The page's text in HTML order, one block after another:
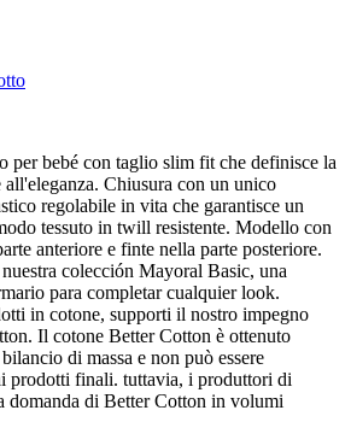
per bebé con taglio slim fit che definisce la
all'eleganza. Chiusura con un unico
regolabile in vita che garantisce un
tessuto in twill resistente. Modello con
anteriore e finte nella parte posteriore.
colección Mayoral Basic, una
para completar cualquier look.
in cotone, supporti il nostro impegno
Il cotone Better Cotton è ottenuto
di massa e non può essere
prodotti finali. tuttavia, i produttori di
domanda di Better Cotton in volumi